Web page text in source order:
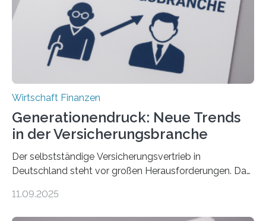
Wirtschaft Finanzen
Generationendruck: Neue Trends
in der Versicherungsbranche
Der selbstständige Versicherungsvertrieb in
Deutschland steht vor großen Herausforderungen. Das
Dr. Matthias Beenken und Prof. Dr. Lukas Linnenbrink
11.09.2025